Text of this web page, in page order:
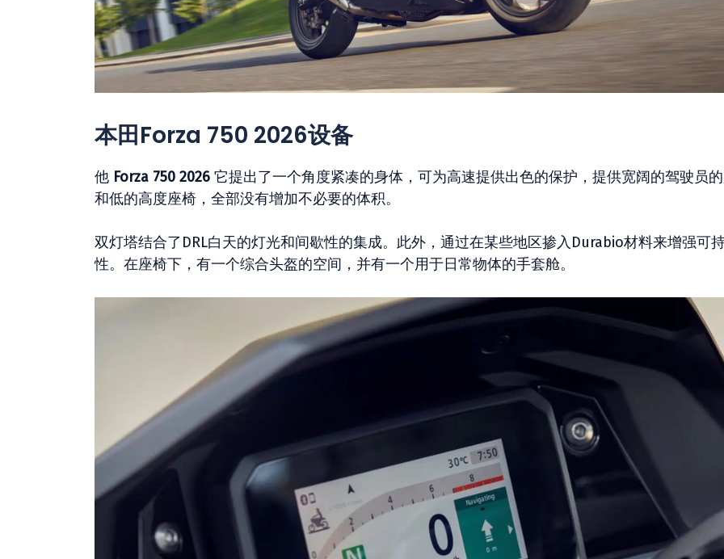
本田Forza 750 2026设备
他 Forza 750 2026 它提出了一个角度紧凑的身体，可为高速提供出色的保护，提供宽阔的驾驶员
和低的高度座椅，全部没有增加不必要的体积。
双灯塔结合了DRL白天的灯光和间歇性的集成。此外，通过在某些地区掺入Durabio材料来增强可
性。在座椅下，有一个综合头盔的空间，并有一个用于日常物体的手套舱。